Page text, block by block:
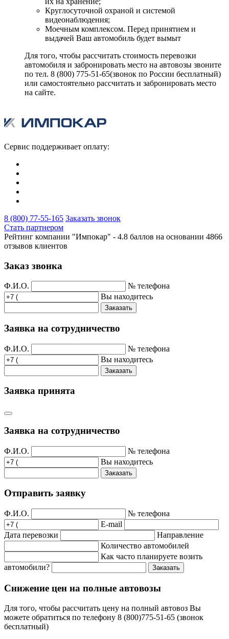
Круглосуточной охраной и системой
видеонаблюдения;
Моечным комплексом. Перед принятием и
выдачей Ваш автомобиль будет вымыт
Для того, чтобы рассчитать стоимость перевозки
автомобиля и забронировать место на автовозы звоните
по тел. 8 (800) 775-51-65(звонок по России бесплатный)
или самостоятельно рассчитать и забронировать место
на сайте.
Сервис поддерживает оплату:
8 (800) 77-55-165 Заказать звонок
Стать партнером
Рейтинг компании "Импокар" - 4.8 баллов на основании 4866
отзывов клиентов
Заказ звонка
Ф.И.О.
№ телефона
Вы находитесь
Заказать
Заявка на сотрудничество
Ф.И.О.
№ телефона
Вы находитесь
Заказать
Заявка принята
Заявка на сотрудничество
Ф.И.О.
№ телефона
Вы находитесь
Заказать
Отправить заявку
Ф.И.О.
№ телефона
E-mail
Дата перевозки
Направление
Количество автомобилей
Как часто планируете возить
автомобили?
Заказать
Снижение цен на полные автовозы
Для того, чтобы рассчитать цену на полный автовоз Вы
можете обратиться по телефону 8 (800)775-51-65 (звонок
бесплатный)